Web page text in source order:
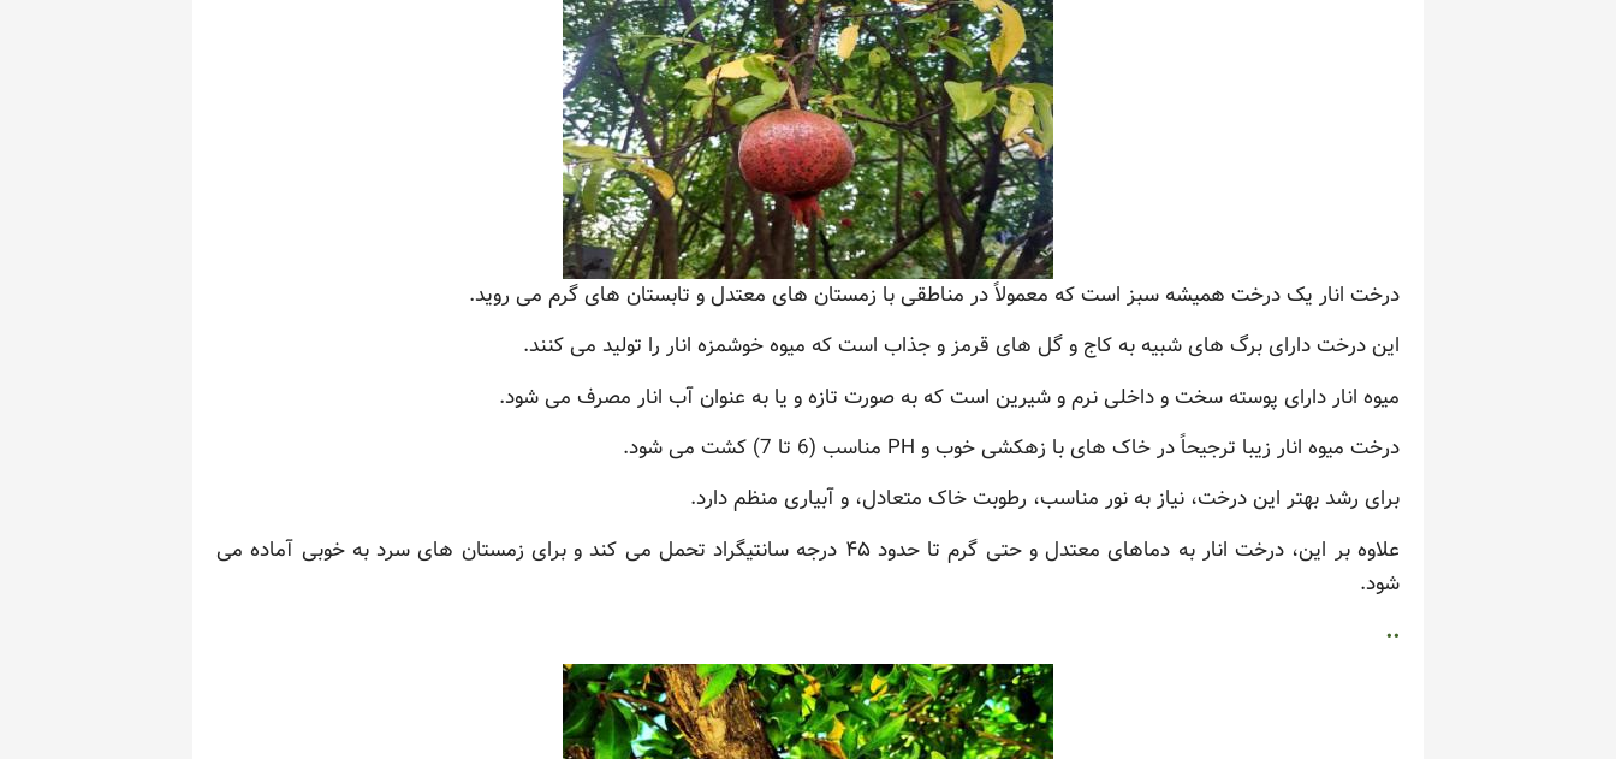
درخت انار یک درخت همیشه سبز است که معمولاً در مناطقی با زمستان های معتدل و تابستان های گرم می روید.
این درخت دارای برگ های شبیه به کاج و گل های قرمز و جذاب است که میوه خوشمزه انار را تولید می کنند.
میوه انار دارای پوسته سخت و داخلی نرم و شیرین است که به صورت تازه و یا به عنوان آب انار مصرف می شود.
درخت میوه انار زیبا ترجیحاً در خاک های با زهکشی خوب و PH مناسب (6 تا 7) کشت می شود.
برای رشد بهتر این درخت، نیاز به نور مناسب، رطوبت خاک متعادل، و آبیاری منظم دارد.
علاوه بر این، درخت انار به دماهای معتدل و حتی گرم تا حدود ۴۵ درجه سانتیگراد تحمل می کند و برای زمستان های سرد به خوبی آماده می
شود.
..